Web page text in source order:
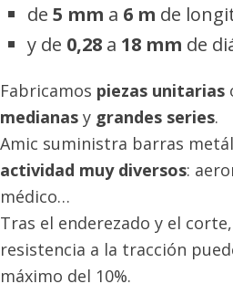
de 5 mm a 6 m de
y de 0,28 a 18 mm de
Fabricamos piezas unitarias
medianas y grandes series.
Amic suministra barras
actividad muy diversos:
médico…
Tras el enderezado y el
resistencia a la tracción
máximo del 10%.